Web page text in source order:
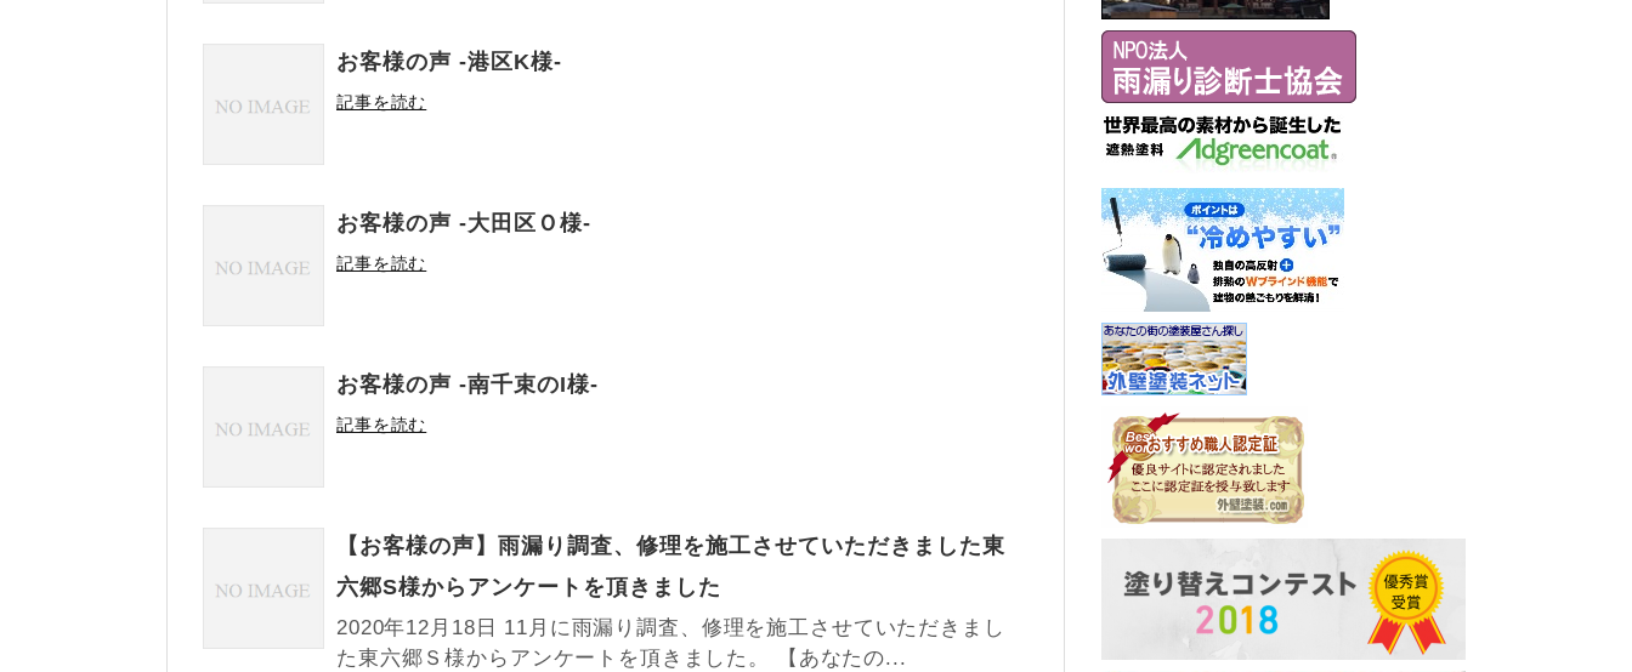
お客様の声 -港区K様-
記事を読む
お客様の声 ‐大田区Ｏ様‐
記事を読む
お客様の声 -南千束のI様-
記事を読む
【お客様の声】雨漏り調査、修理を施工させていただきました東
六郷S様からアンケートを頂きました
2020年12月18日 11月に雨漏り調査、修理を施工させていただきまし
た東六郷Ｓ様からアンケートを頂きました。 【あなたの...